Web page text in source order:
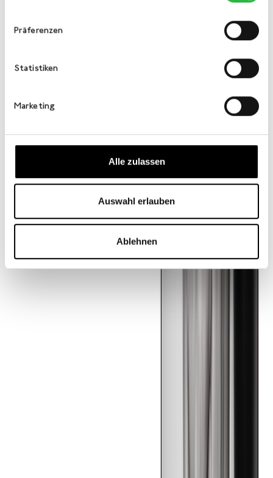
Präferenzen
Statistiken
Marketing
Alle zulassen
Auswahl erlauben
Ablehnen